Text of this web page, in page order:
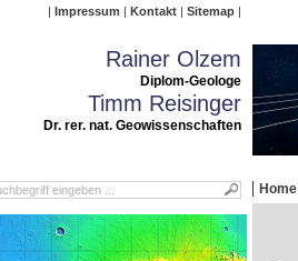
Impressum Kontakt Sitemap
Rainer Olzem
Diplom-Geologe
Timm Reisinger
Dr. rer. nat. Geowissenschaften
Home